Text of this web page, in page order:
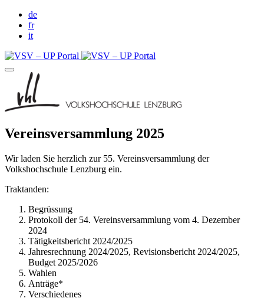
de
fr
it
Vereinsversammlung 2025
Wir laden Sie herzlich zur 55. Vereinsversammlung der
Volkshochschule Lenzburg ein.
Traktanden:
Begrüssung
Protokoll der 54. Vereinsversammlung vom 4. Dezember
2024
Tätigkeitsbericht 2024/2025
Jahresrechnung 2024/2025, Revisionsbericht 2024/2025,
Budget 2025/2026
Wahlen
Anträge*
Verschiedenes